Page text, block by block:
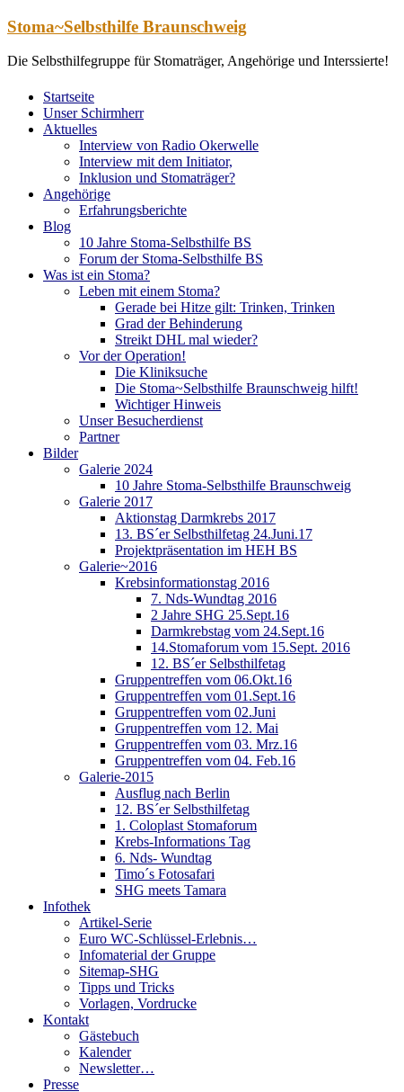
Zum
springen
Stoma~Selbsthilfe Braunschweig
Die Selbsthilfegruppe für Stomaträger, Angehörige und Interssierte!
Startseite
Unser Schirmherr
Aktuelles
Interview von Radio Okerwelle
Interview mit dem Initiator,
Inklusion und Stomaträger?
Angehörige
Erfahrungsberichte
Blog
10 Jahre Stoma-Selbsthilfe BS
Forum der Stoma-Selbsthilfe BS
Was ist ein Stoma?
Leben mit einem Stoma?
Gerade bei Hitze gilt: Trinken, Trinken
Grad der Behinderung
Streikt DHL mal wieder?
Vor der Operation!
Die Kliniksuche
Die Stoma~Selbsthilfe Braunschweig hilft!
Wichtiger Hinweis
Unser Besucherdienst
Partner
Bilder
Galerie 2024
10 Jahre Stoma-Selbsthilfe Braunschweig
Galerie 2017
Aktionstag Darmkrebs 2017
13. BS´er Selbsthilfetag 24.Juni.17
Projektpräsentation im HEH BS
Galerie~2016
Krebsinformationstag 2016
7. Nds-Wundtag 2016
2 Jahre SHG 25.Sept.16
Darmkrebstag vom 24.Sept.16
14.Stomaforum vom 15.Sept. 2016
12. BS´er Selbsthilfetag
Gruppentreffen vom 06.Okt.16
Gruppentreffen vom 01.Sept.16
Gruppentreffen vom 02.Juni
Gruppentreffen vom 12. Mai
Gruppentreffen vom 03. Mrz.16
Gruppentreffen vom 04. Feb.16
Galerie-2015
Ausflug nach Berlin
12. BS´er Selbsthilfetag
1. Coloplast Stomaforum
Krebs-Informations Tag
6. Nds- Wundtag
Timo´s Fotosafari
SHG meets Tamara
Infothek
Artikel-Serie
Euro WC-Schlüssel-Erlebnis…
Infomaterial der Gruppe
Sitemap-SHG
Tipps und Tricks
Vorlagen, Vordrucke
Kontakt
Gästebuch
Kalender
Newsletter…
Presse